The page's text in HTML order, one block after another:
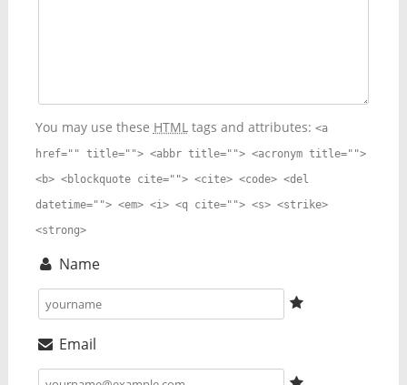
You may use these HTMLtags and attributes: <a
href="" title=""> <abbr title=""> <acronym title="">
<b> <blockquote cite=""> <cite> <code> <del
datetime=""> <em> <i> <q cite=""> <s> <strike>
<strong>
Name
Email